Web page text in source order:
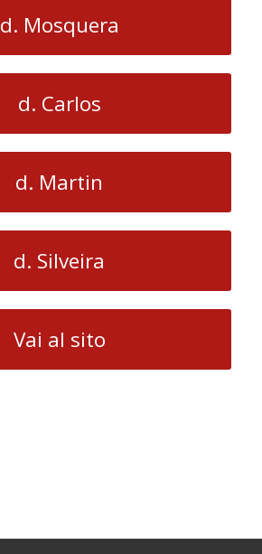
d. Mosquera
d. Carlos
d. Martin
d. Silveira
Vai al sito